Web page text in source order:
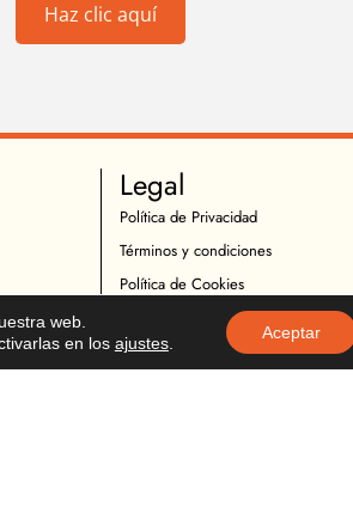
Haz clic aquí
Legal
Política de Privacidad
Términos y condiciones
Política de Cookies
Política de Devoluciones
Descargo de Responsabilidad
web.
en los ajustes.
Aceptar